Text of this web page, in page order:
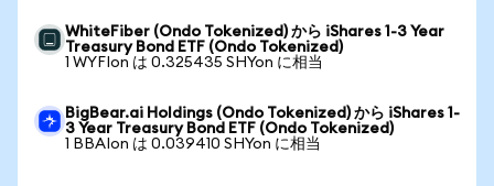
WhiteFiber (Ondo Tokenized) から iShares 1-3 Year
Treasury Bond ETF (Ondo Tokenized)
1 WYFIon は 0.325435 SHYon に相当
BigBear.ai Holdings (Ondo Tokenized) から iShares 1-
3 Year Treasury Bond ETF (Ondo Tokenized)
1 BBAIon は 0.039410 SHYon に相当